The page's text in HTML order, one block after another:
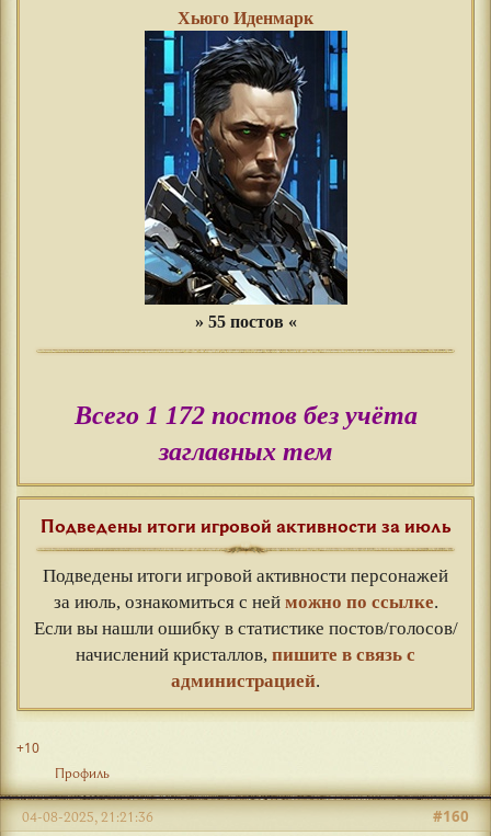
Хьюго Иденмарк
» 55 постов «
Всего 1 172 постов без учёта
заглавных тем
Подведены итоги игровой активности за июль
Подведены итоги игровой активности персонажей
за июль, ознакомиться с ней можно по ссылке.
Если вы нашли ошибку в статистике постов/голосов/
начислений кристаллов, пишите в связь с
администрацией.
+10
Профиль
#160
04-08-2025, 21:21:36